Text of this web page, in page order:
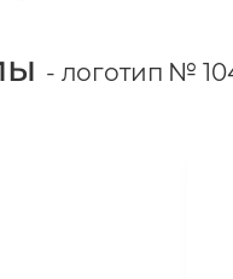
- логотип №